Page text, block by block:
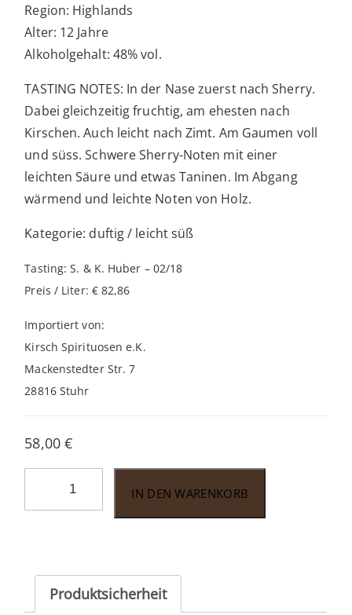
Region: Highlands
Alter: 12 Jahre
Alkoholgehalt: 48% vol.
TASTING NOTES: In der Nase zuerst nach Sherry.
Dabei gleichzeitig fruchtig, am ehesten nach
Kirschen. Auch leicht nach Zimt. Am Gaumen voll
und süss. Schwere Sherry-Noten mit einer
leichten Säure und etwas Taninen. Im Abgang
wärmend und leichte Noten von Holz.
Kategorie: duftig / leicht süß
Tasting: S. & K. Huber – 02/18
Preis / Liter: € 82,86
Importiert von:
Kirsch Spirituosen e.K.
Mackenstedter Str. 7
28816 Stuhr
58,00 €
Menge
IN DEN WARENKORB
Produktsicherheit